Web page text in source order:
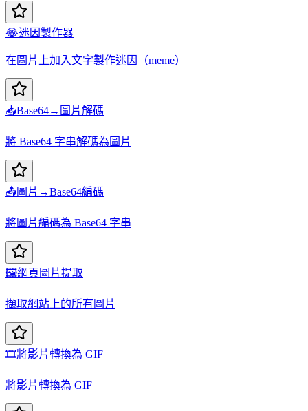
😂迷因製作器
在圖片上加入文字製作迷因（meme）
📥Base64→圖片解碼
將 Base64 字串解碼為圖片
📤圖片→Base64編碼
將圖片編碼為 Base64 字串
🖼️網頁圖片提取
擷取網站上的所有圖片
🎞️將影片轉換為 GIF
將影片轉換為 GIF